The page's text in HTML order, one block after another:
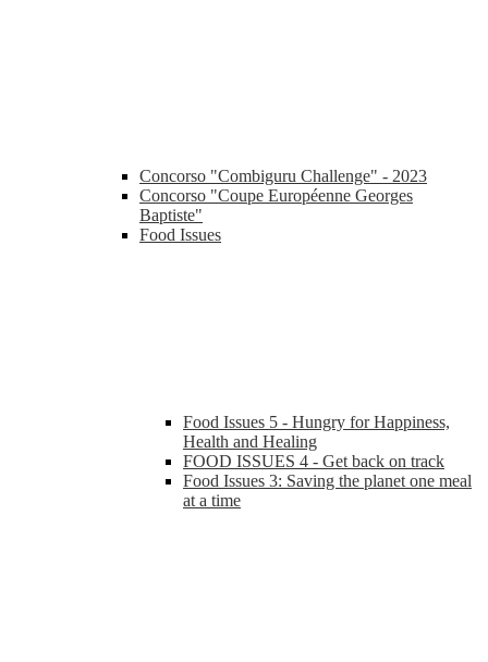
Concorso "Combiguru Challenge" - 2023
Concorso "Coupe Européenne Georges
Baptiste"
Food Issues
Food Issues 5 - Hungry for Happiness,
Health and Healing
FOOD ISSUES 4 - Get back on track
Food Issues 3: Saving the planet one meal
at a time